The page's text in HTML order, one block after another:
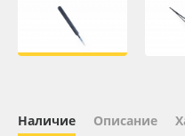
ПЭТ листовой
Вспененный ПВХ
Наличие Описание